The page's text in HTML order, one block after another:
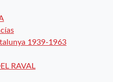
1939-1963
RAVAL